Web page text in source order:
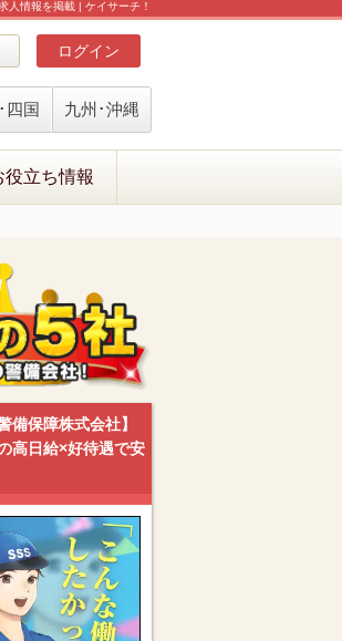
人情報を掲載 | ケイサーチ！
ログイン
四国 九州･沖縄
役立ち情報
備保障株式会社】
高日給×好待遇で安